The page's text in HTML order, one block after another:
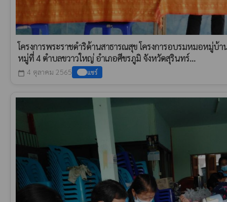
โครงการพระราชดำริด้านสาธารณสุข โครงการอบรมหมอหมู่บ้
หมู่ที่ 4 ตำบลขวาวใหญ่ อำเภอศีขรภูมิ จังหวัดสุรินทร์...
calendar_today 4 ตุลาคม 2565 แชร์